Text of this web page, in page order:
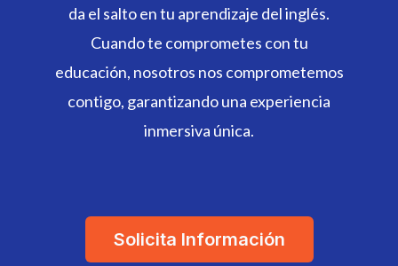
da el salto en tu aprendizaje del inglés.
Cuando te comprometes con tu
educación, nosotros nos comprometemos
contigo, garantizando una experiencia
inmersiva única.
Solicita Información